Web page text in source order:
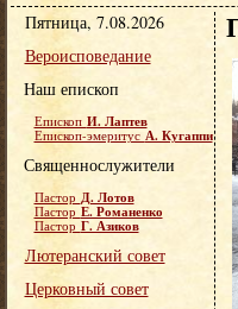
Пятница, 7.08.2026
Вероисповедание
Наш епископ
Епископ И. Лаптев
Епископ-эмеритус А. Кугаппи
Священнослужители
Пастор Д. Лотов
Пастор Е. Романенко
Пастор Г. Азиков
Лютеранский совет
Церковный совет